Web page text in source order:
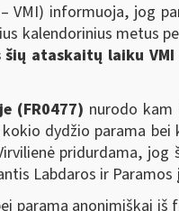
VMI) informuoja, jog
kalendorinius metus
šių ataskaitų laiku
(FR0477) nurodo kam
dydžio parama bei
pridurdama,
Labdaros ir
paramą anonimiškai